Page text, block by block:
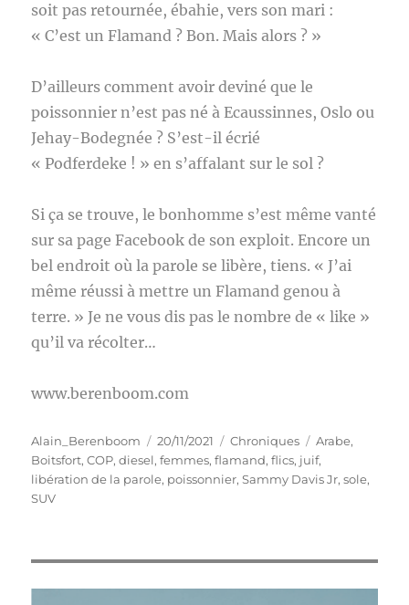
soit pas retournée, ébahie, vers son mari :
« C’est un Flamand ? Bon. Mais alors ? »
D’ailleurs comment avoir deviné que le
poissonnier n’est pas né à Ecaussinnes, Oslo ou
Jehay-Bodegnée ? S’est-il écrié
« Podferdeke ! » en s’affalant sur le sol ?
Si ça se trouve, le bonhomme s’est même vanté
sur sa page Facebook de son exploit. Encore un
bel endroit où la parole se libère, tiens. « J’ai
même réussi à mettre un Flamand genou à
terre. » Je ne vous dis pas le nombre de « like »
qu’il va récolter…
www.berenboom.com
Auteur
Alain_Berenboom
Publié
le
20/11/2021 Catégories
Chroniques Étiquettes
Arabe,
Boitsfort,COP,diesel,femmes,flamand,flics, juif,
libération de la parole, poissonnier,Sammy Davis Jr,sole,
SUV